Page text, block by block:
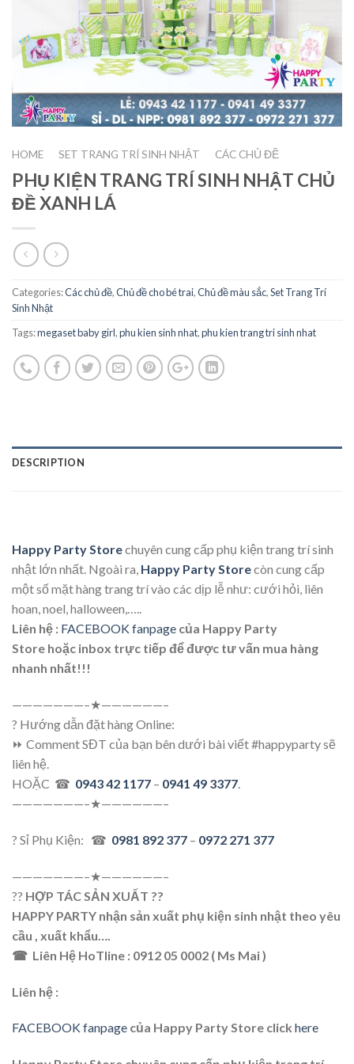
HOME SET TRANG TRÍ SINH NHẬT CÁC CHỦ ĐỀ
PHỤ KIỆN TRANG TRÍ SINH NHẬT CHỦ
ĐỀ XANH LÁ
Categories:Các chủ đề,Chủ đề cho bé trai,Chủ đề màu sắc,Set Trang Trí
Sinh Nhật
Tags:megaset baby girl,phu kien sinh nhat,phu kien trang tri sinh nhat
DESCRIPTION
Happy Party Storechuyên cung cấp phụ kiện trang trí sinh
nhật lớn nhất. Ngoài ra, Happy Party Storecòn cung cấp
một số mặt hàng trang trí vào các dịp lễ như: cưới hỏi, liên
hoan, noel, halloween,…..
Liên hệ : FACEBOOK fanpage của Happy Party
Store hoặc inbox trực tiếp để được tư vấn mua hàng
nhanh nhất!!!
———————–★——————–
? Hướng dẫn đặt hàng Online:
⏩ Comment SĐT của bạn bên dưới bài viết #happyparty sẽ
liên hệ.
HOẶC ☎ 0943 42 1177 – 0941 49 3377.
———————–★——————–
? Sỉ Phụ Kiện: ☎ 0981 892 377 – 0972 271 377
———————–★——————–
?? HỢP TÁC SẢN XUẤT ??
HAPPY PARTY nhận sản xuất phụ kiện sinh nhật theo yêu
cầu , xuất khẩu….
☎ Liên Hệ HoTline : 0912 05 0002 ( Ms Mai )
Liên hệ :
FACEBOOK fanpage của Happy Party Store click here